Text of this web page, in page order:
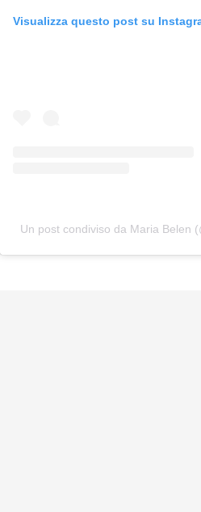
Visualizza questo post su
Un post condiviso da Maria Belen